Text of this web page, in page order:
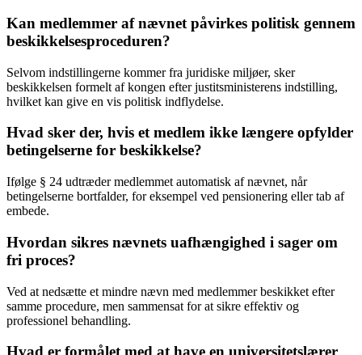
Kan medlemmer af nævnet påvirkes politisk gennem
beskikkelsesproceduren?
Selvom indstillingerne kommer fra juridiske miljøer, sker
beskikkelsen formelt af kongen efter justitsministerens indstilling,
hvilket kan give en vis politisk indflydelse.
Hvad sker der, hvis et medlem ikke længere opfylder
betingelserne for beskikkelse?
Ifølge § 24 udtræder medlemmet automatisk af nævnet, når
betingelserne bortfalder, for eksempel ved pensionering eller tab af
embede.
Hvordan sikres nævnets uafhængighed i sager om
fri proces?
Ved at nedsætte et mindre nævn med medlemmer beskikket efter
samme procedure, men sammensat for at sikre effektiv og
professionel behandling.
Hvad er formålet med at have en universitetslærer